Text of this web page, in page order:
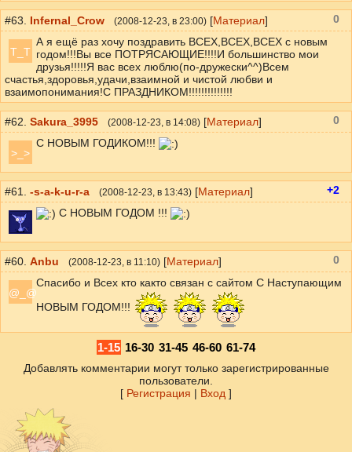
#63. Infernal_Crow (2008-12-23 , в 23:00) [Материал]
T_T
А я ещё раз хочу поздравить ВСЕХ,ВСЕХ,ВСЕХ с новым
годом!!!Вы все ПОТРЯСАЮЩИЕ!!!!И большинство мои
друзья!!!!!Я вас всех люблю(по-дружески^^)Всем
счастья,здоровья,удачи,взаимной и чистой любви и
взаимопонимания!С ПРАЗДНИКОМ!!!!!!!!!!!!!!
0
#62. Sakura_3995 (2008-12-23 , в 14:08) [Материал]
>_>
С НОВЫМ ГОДИКОМ!!!
0
#61. -s-a-k-u-r-a (2008-12-23 , в 13:43) [Материал]
С НОВЫМ ГОДОМ !!!
+2
#60. Anbu (2008-12-23 , в 11:10) [Материал]
@_@
Спасибо и Всех кто както связан с сайтом С Наступающим
НОВЫМ ГОДОМ!!!
0
1-15 16-30 31-45 46-60 61-74
Добавлять комментарии могут только зарегистрированные
пользователи.
[ Регистрация | Вход ]